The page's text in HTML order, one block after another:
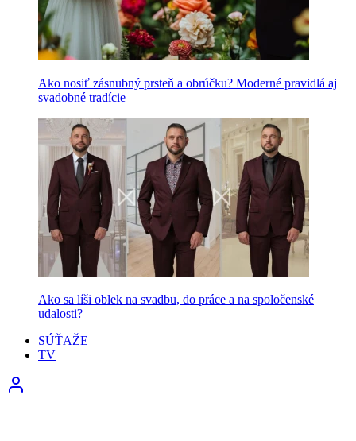
Ako nosiť zásnubný prsteň a obrúčku? Moderné pravidlá aj
svadobné tradície
Ako sa líši oblek na svadbu, do práce a na spoločenské
udalosti?
SÚŤAŽE
TV